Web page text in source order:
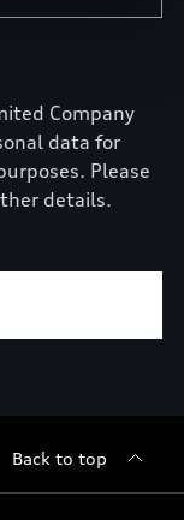
Back to top